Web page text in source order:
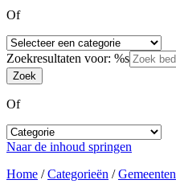
Of
Zoekresultaten voor: %s
Of
Naar de inhoud springen
Home /Categorieën /Gemeenten